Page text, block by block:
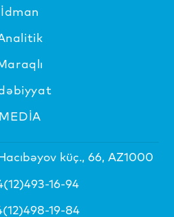
İdman
MEDİA
küç., 66, AZ1000
16-94
19-84